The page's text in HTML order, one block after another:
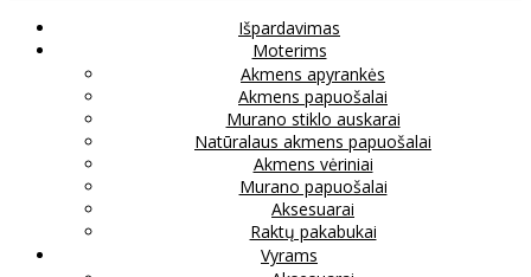
Išpardavimas
Moterims
Akmens apyrankės
Akmens papuošalai
Murano stiklo auskarai
Natūralaus akmens papuošalai
Akmens vėriniai
Murano papuošalai
Aksesuarai
Raktų pakabukai
Vyrams